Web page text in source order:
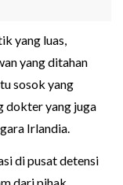
yang luas,
yang ditahan
sosok yang
dokter yang juga
Irlandia.
di pusat detensi
dari pihak